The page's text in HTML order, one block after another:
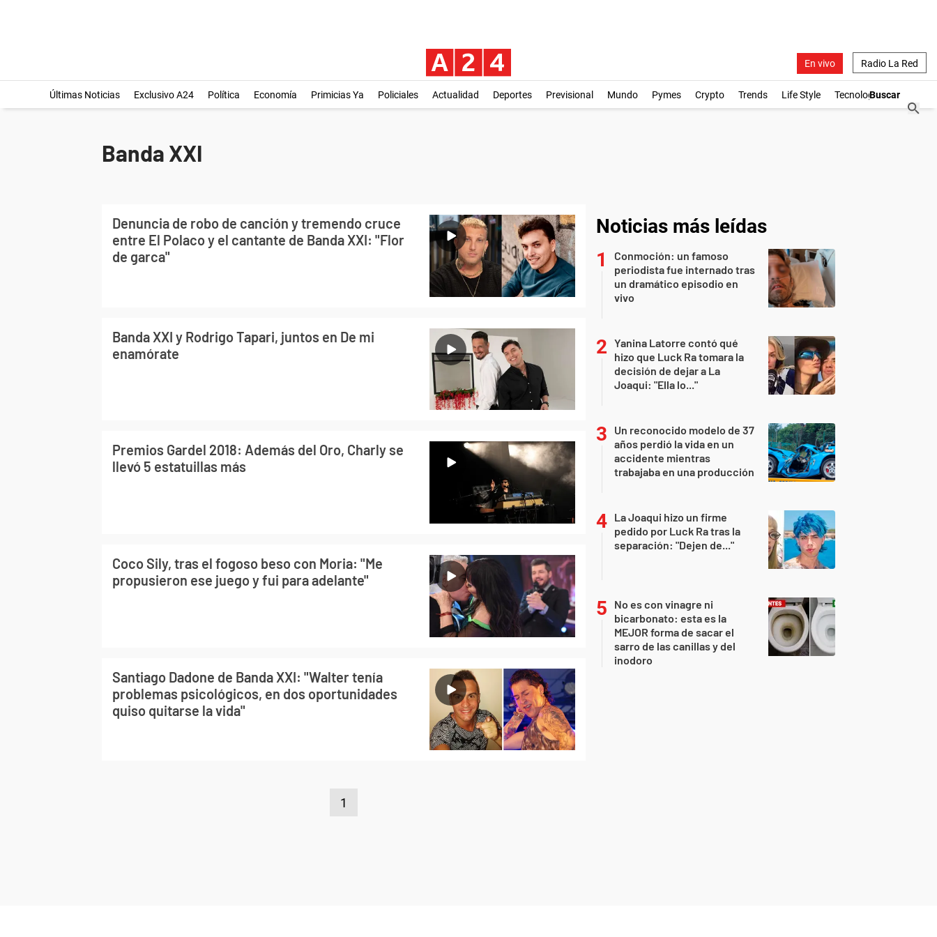
En vivo Radio La Red
Últimas Noticias Exclusivo A24 Política Economía Primicias Ya Policiales Actualidad Deportes Previsional Mundo Pymes Crypto Trends Life Style Tecnología
Banda XXI
Denuncia de robo de canción y tremendo cruce
entre El Polaco y el cantante de Banda XXI: "Flor
de garca"
Banda XXI y Rodrigo Tapari, juntos en De mi
enamórate
Premios Gardel 2018: Además del Oro, Charly se
llevó 5 estatuillas más
Coco Sily, tras el fogoso beso con Moria: "Me
propusieron ese juego y fui para adelante"
Santiago Dadone de Banda XXI: "Walter tenía
problemas psicológicos, en dos oportunidades
quiso quitarse la vida"
1
Noticias más leídas
Conmoción: un famoso
periodista fue internado tras
un dramático episodio en
vivo
Yanina Latorre contó qué
hizo que Luck Ra tomara la
decisión de dejar a La
Joaqui: "Ella lo..."
Un reconocido modelo de 37
años perdió la vida en un
accidente mientras
trabajaba en una producción
La Joaqui hizo un firme
pedido por Luck Ra tras la
separación: "Dejen de..."
No es con vinagre ni
bicarbonato: esta es la
MEJOR forma de sacar el
sarro de las canillas y del
inodoro